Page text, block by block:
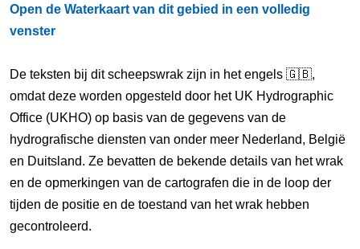
Open de Waterkaart van dit gebied in een volledig
venster
De teksten bij dit scheepswrak zijn in het engels 🇬🇧,
omdat deze worden opgesteld door het UK Hydrographic
Office (UKHO) op basis van de gegevens van de
hydrografische diensten van onder meer Nederland, België
en Duitsland. Ze bevatten de bekende details van het wrak
en de opmerkingen van de cartografen die in de loop der
tijden de positie en de toestand van het wrak hebben
gecontroleerd.